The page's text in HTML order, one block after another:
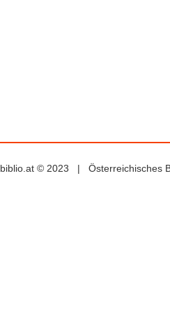
biblio.at © 2023 | Österreichisches